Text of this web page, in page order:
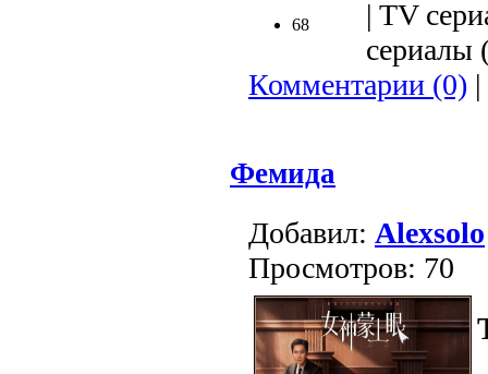
68
| TV
сериалы
Комментарии (0) |
Фемида
Добавил: Alexsolo
Просмотров: 70